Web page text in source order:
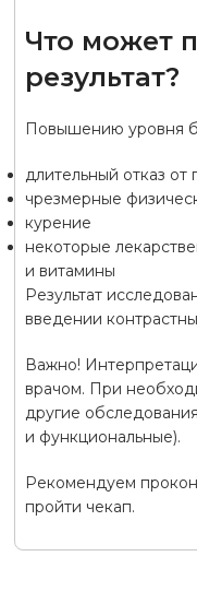
Что может
результат?
Повышению уровня
длительный отказ от
чрезмерные
курение
некоторые
и витамины
Результат
введении
Важно!
врачом. При
другие
и функциональные).
Рекомендуем
пройти чекап.